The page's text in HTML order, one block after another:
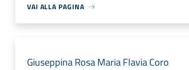
VAI ALLA PAGINA
Giuseppina Rosa Maria Flavia Coro